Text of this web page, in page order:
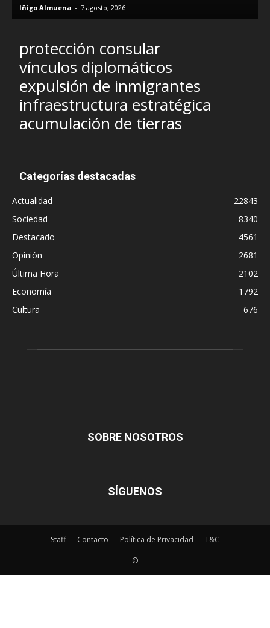
Iñigo Almuena - 7 agosto, 2026
protección consular
vínculos diplomáticos
expulsión de inmigrantes
infraestructura estratégica
acumulación de tierras
Categorías destacadas
Actualidad
22843
Sociedad
8340
Destacado
4561
Opinión
2681
Última Hora
2102
Economía
1792
Cultura
676
SOBRE NOSOTROS
SÍGUENOS
Staff Contacto Política de Privacidad T&C
©